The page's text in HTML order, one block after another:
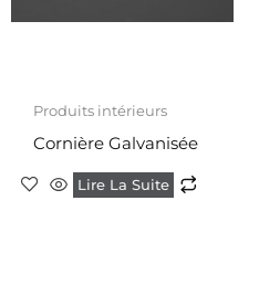
Produits intérieurs
Cornière Galvanisée
Lire La Suite